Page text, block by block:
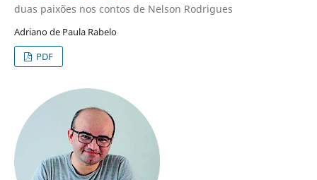
duas paixões nos contos de Nelson Rodrigues
Adriano de Paula Rabelo
PDF